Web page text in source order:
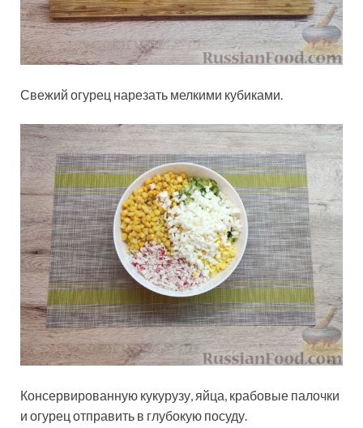
Свежий огурец нарезать мелкими кубиками.
Консервированную кукурузу, яйца, крабовые палочки
и огурец отправить в глубокую посуду.